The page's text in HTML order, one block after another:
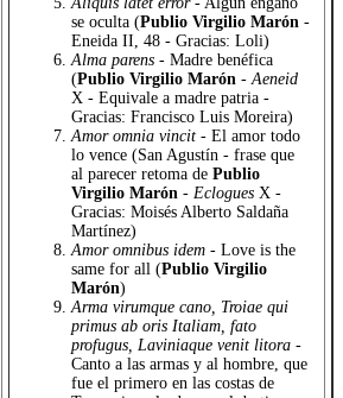
se oculta (Publio Virgilio Marón -
Eneida II, 48 - Gracias: Loli)
Alma parens - Madre benéfica
(Publio Virgilio Marón -Aeneid
X - Equivale a madre patria -
Gracias: Francisco Luis Moreira)
Amor omnia vincit - El amor todo
lo vence (San Agustín - frase que
al parecer retoma de Publio
Virgilio Marón - Eclogues X -
Gracias: Moisés Alberto Saldaña
Martínez)
Amor omnibus idem - Love is the
same for all (Publio Virgilio
Marón)
Arma virumque cano, Troiae qui
primus ab oris Italiam, fato
profugus, Laviniaque venit litora -
Canto a las armas y al hombre, que
fue el primero en las costas de